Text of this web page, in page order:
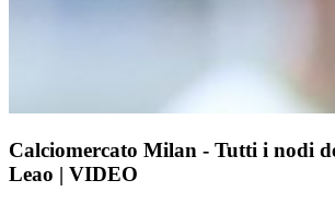
Calciomercato Milan - Tutti i nodi
Leao | VIDEO